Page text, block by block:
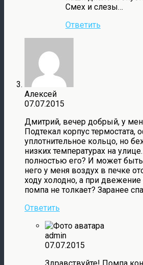
Смех и слезы…
Ответить
Алексей
07.07.2015
Дмитрий, вечер добрый, у
Подтекал корпус
уплотнительное кольцо, но
низких температурах на
полностью его? И может
него у меня воздух в печке
ходу холодно, а при
помпа не толкает? Заранее
Ответить
admin
07.07.2015